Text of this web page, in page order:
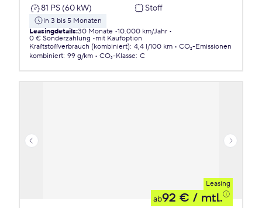
81 PS (60 kW)
Stoff
in 3 bis 5 Monaten
Leasingdetails:30 Monate 10.000 km/Jahr
0 € Sonderzahlung
mit Kaufoption
Kraftstoffverbrauch (kombiniert): 4,4 l/100 km
CO₂-Emissionen
kombiniert: 99 g/km CO₂-Klasse: C
Leasing
ab92 € / mtl.